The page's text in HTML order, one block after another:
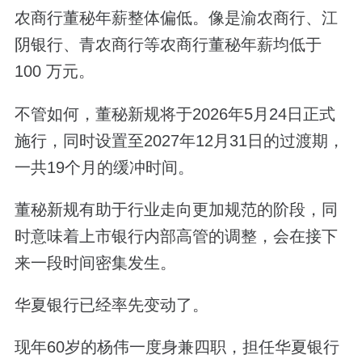
农商行董秘年薪整体偏低。像是渝农商行、江
阴银行、青农商行等农商行董秘年薪均低于
100 万元。
不管如何，董秘新规将于2026年5月24日正式
施行，同时设置至2027年12月31日的过渡期，
一共19个月的缓冲时间。
董秘新规有助于行业走向更加规范的阶段，同
时意味着上市银行内部高管的调整，会在接下
来一段时间密集发生。
华夏银行已经率先变动了。
现年60岁的杨伟一度身兼四职，担任华夏银行